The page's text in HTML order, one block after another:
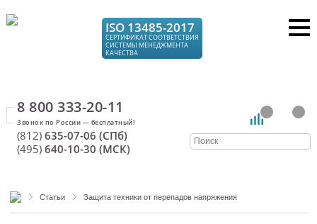
ISO 13485-2017
СЕРТИФИКАТ СООТВЕТСТВИЯ
СИСТЕМЫ МЕНЕДЖМЕНТА
КАЧЕСТВА
8 800 333-20-11
(812) 635-07-06 (СПб)
(495) 640-10-30 (МСК)
Статьи Защита техники от перепадов напряжения